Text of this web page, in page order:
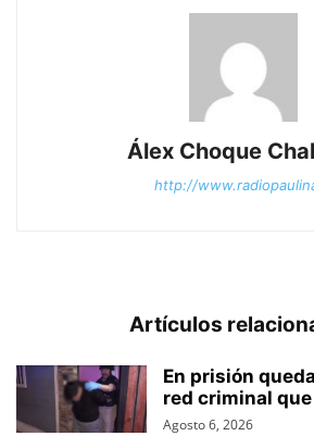
Álex Choque
http://
Artículos
En prisión
red criminal
Agosto 6, 2026